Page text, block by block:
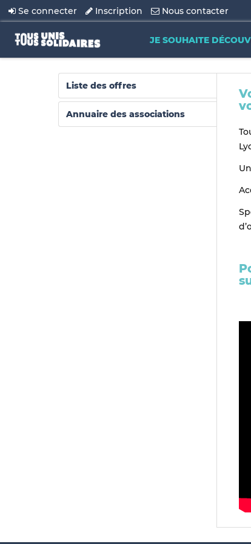
Se connecter Inscription Nous contacter
JE SOUHAITE
Liste des offres
Annuaire des associations